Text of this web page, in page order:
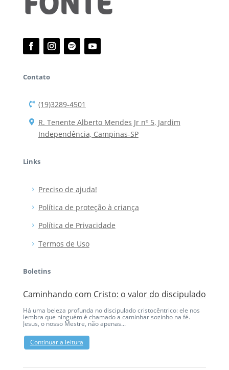
Contato
(19)3289-4501
R. Tenente Alberto Mendes Jr nº 5, Jardim
Independência, Campinas-SP
Links
Preciso de ajuda!
Política de proteção à criança
Política de Privacidade
Termos de Uso
Boletins
Caminhando com Cristo: o valor do discipulado
Há uma beleza profunda no discipulado cristocêntrico: ele nos
lembra que ninguém é chamado a caminhar sozinho na fé.
Jesus, o nosso Mestre, não apenas...
Continuar a leitura